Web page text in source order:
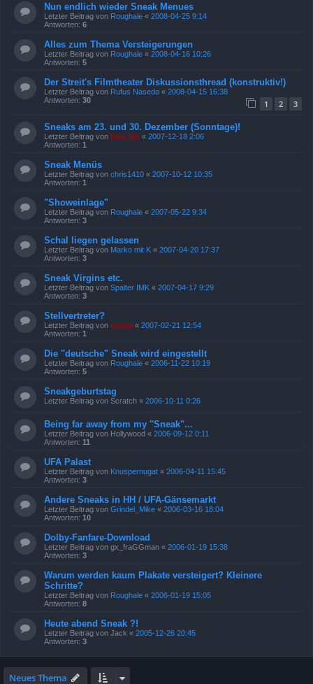
Nun endlich wieder Sneak Menues
Letzter Beitrag von Roughale « 2008-04-25 9:14
Antworten: 6
Alles zum Thema Versteigerungen
Letzter Beitrag von Roughale « 2008-04-16 10:26
Antworten: 5
Der Streit's Filmtheater Diskussionsthread (konstruktiv!)
Letzter Beitrag von Rufus Nasedo « 2008-04-15 16:38
Antworten: 30 1 2 3
Sneaks am 23. und 30. Dezember (Sonntage)!
Letzter Beitrag von Kasi Mir « 2007-12-18 2:06
Antworten: 1
Sneak Menüs
Letzter Beitrag von chris1410 « 2007-10-12 10:35
Antworten: 1
"Showeinlage"
Letzter Beitrag von Roughale « 2007-05-22 9:34
Antworten: 3
Schal liegen gelassen
Letzter Beitrag von Marko mit K « 2007-04-20 17:37
Antworten: 3
Sneak Virgins etc.
Letzter Beitrag von Spalter IMK « 2007-04-17 9:29
Antworten: 3
Stellvertreter?
Letzter Beitrag von emma « 2007-02-21 12:54
Antworten: 1
Die "deutsche" Sneak wird eingestellt
Letzter Beitrag von Roughale « 2006-11-22 10:19
Antworten: 5
Sneakgeburtstag
Letzter Beitrag von Scratch « 2006-10-11 0:26
Being far away from my "Sneak"...
Letzter Beitrag von Hollywood « 2006-09-12 0:11
Antworten: 11
UFA Palast
Letzter Beitrag von Knuspernugat « 2006-04-11 15:45
Antworten: 3
Andere Sneaks in HH / UFA-Gänsemarkt
Letzter Beitrag von Grindel_Mike « 2006-03-16 18:04
Antworten: 10
Dolby-Fanfare-Download
Letzter Beitrag von gx_fraGGman « 2006-01-19 15:38
Antworten: 3
Warum werden kaum Plakate versteigert? Kleinere
Schritte?
Letzter Beitrag von Roughale « 2006-01-19 15:05
Antworten: 8
Heute abend Sneak ?!
Letzter Beitrag von Jack « 2005-12-26 20:45
Antworten: 3
Neues Thema